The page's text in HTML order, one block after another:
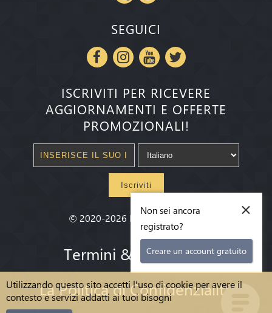
Utilizzando questo sito accetti l'uso di cookie per avere il
contesto e servizi addatti ai tuoi bisogni
SEGUICI
ISCRIVITI PER RICEVERE
AGGIORNAMENTI E OFFERTE
PROMOZIONALI!
Iscriviti
© 2020-2026 Millenium State®
Termini & condizioni
La Politica di Confidenzialità
×
Non sei ancora
registrato?
Creare un account gratuito